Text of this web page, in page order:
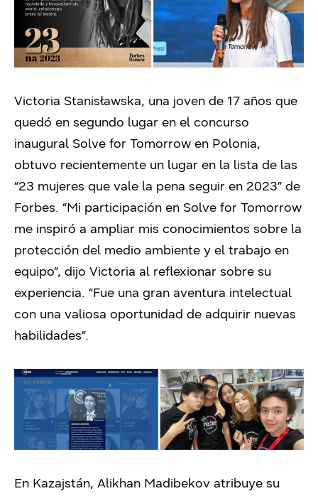
Victoria Stanisławska, una joven de 17 años que
quedó en segundo lugar en el concurso
inaugural Solve for Tomorrow en Polonia,
obtuvo recientemente un lugar en la lista de las
“23 mujeres que vale la pena seguir en 2023” de
Forbes. “Mi participación en Solve for Tomorrow
me inspiró a ampliar mis conocimientos sobre la
protección del medio ambiente y el trabajo en
equipo”, dijo Victoria al reflexionar sobre su
experiencia. “Fue una gran aventura intelectual
con una valiosa oportunidad de adquirir nuevas
habilidades”.
En Kazajstán, Alikhan Madibekov atribuye su